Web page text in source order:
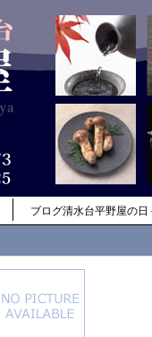
ブログ清水台平野屋の日